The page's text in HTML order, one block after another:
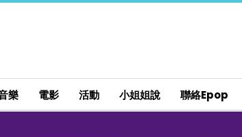
樂 電影 活動 小姐姐說 聯絡epop